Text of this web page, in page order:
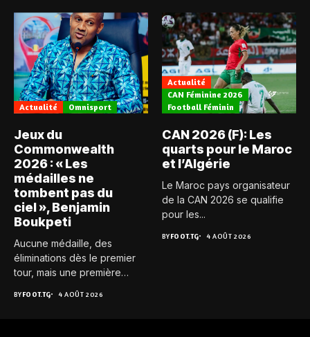
Actualité Omnisport
Jeux du
Commonwealth
2026 : « Les
médailles ne
tombent pas du
ciel », Benjamin
Boukpeti
Aucune médaille, des
éliminations dès le premier
tour, mais une première
BYFOOT.TG 4 AOÛT 2026
Actualité
CAN Féminine 2026
Football Féminin
CAN 2026 (F): Les
quarts pour le Maroc
et l’Algérie
Le Maroc pays organisateur
de la CAN 2026 se qualifie
pour les...
BYFOOT.TG 4 AOÛT 2026